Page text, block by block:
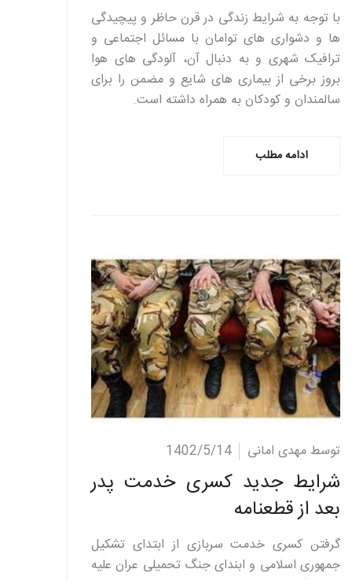
با توجه به شرایط زندگی در قرن حاظر و پیچیدگی
ها و دشواری های توامان با مسائل اجتماعی و
ترافیک شهری و به دنبال آن، آلودگی های هوا
بروز برخی از بیماری های شایع و مضمن را برای
سالمندان و کودکان به همراه داشته است.
ادامه مطلب
ادامه مطلب توسط مهدی امانی 1402/5/14
شرایط جدید کسری خدمت پدر
بعد از قطعنامه
گرفتن کسری خدمت سربازی از ابتدای تشکیل
جمهوری اسلامی و ابندای جنگ تحمیلی عران علیه